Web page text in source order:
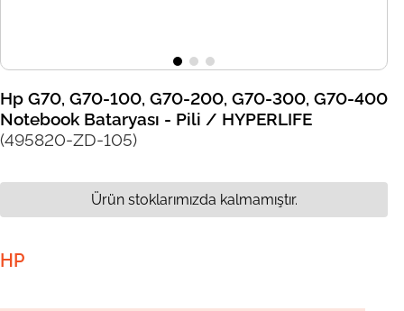
Hp G70, G70-100, G70-200, G70-300, G70-400
Notebook Bataryası - Pili / HYPERLIFE
(495820-ZD-105)
HP
Ürün stoklarımızda kalmamıştır.